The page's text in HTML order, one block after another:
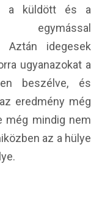
a küldött és a
Aztán idegesek
ugyanazokat a
beszélve, és
eredmény még
még mindig nem
az a hülye